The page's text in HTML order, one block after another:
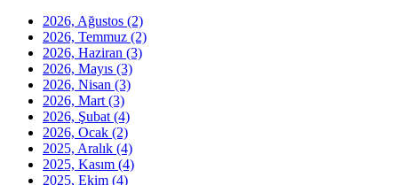
2026, Ağustos (2)
2026, Temmuz (2)
2026, Haziran (3)
2026, Mayıs (3)
2026, Nisan (3)
2026, Mart (3)
2026, Şubat (4)
2026, Ocak (2)
2025, Aralık (4)
2025, Kasım (4)
2025, Ekim (4)